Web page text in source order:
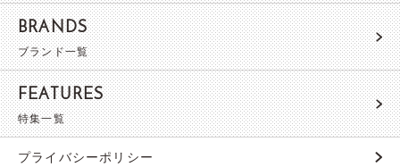
BRANDS
ブランド一覧
FEATURES
特集一覧
プライバシーポリシー